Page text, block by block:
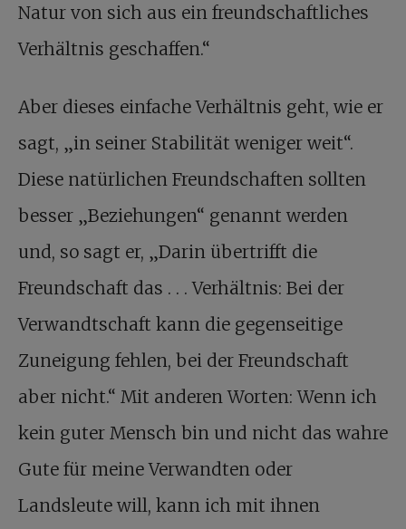
Natur von sich aus ein freundschaftliches
Verhältnis geschaffen.“
Aber dieses einfache Verhältnis geht, wie er
sagt, „in seiner Stabilität weniger weit“.
Diese natürlichen Freundschaften sollten
besser „Beziehungen“ genannt werden
und, so sagt er, „Darin übertrifft die
Freundschaft das . . . Verhältnis: Bei der
Verwandtschaft kann die gegenseitige
Zuneigung fehlen, bei der Freundschaft
aber nicht.“ Mit anderen Worten: Wenn ich
kein guter Mensch bin und nicht das wahre
Gute für meine Verwandten oder
Landsleute will, kann ich mit ihnen